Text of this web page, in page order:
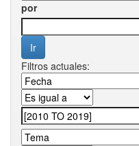
por
Filtros actuales: